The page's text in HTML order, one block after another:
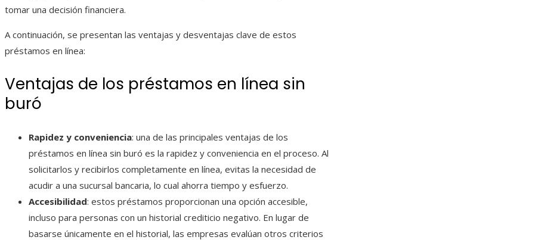
tomar una decisión financiera.
A continuación, se presentan las ventajas y desventajas clave de estos
préstamos en línea:
Ventajas de los préstamos en línea sin
buró
Rapidez y conveniencia: una de las principales ventajas de los
préstamos en línea sin buró es la rapidez y conveniencia en el proceso. Al
solicitarlos y recibirlos completamente en línea, evitas la necesidad de
acudir a una sucursal bancaria, lo cual ahorra tiempo y esfuerzo.
Accesibilidad: estos préstamos proporcionan una opción accesible,
incluso para personas con un historial crediticio negativo. En lugar de
basarse únicamente en el historial, las empresas evalúan otros criterios